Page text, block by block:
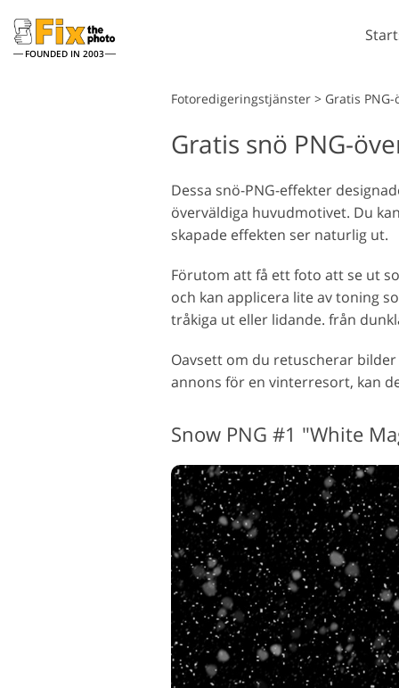
FOUNDED IN 2003
Redigering av bröllopsfoto
Produktfotoredigering
Lightroom
Lightroom-
LR Preset Collections
Best Deal Presets
Mobila förinställningar
Fotoredigeringstjänster > Gratis
Gratis snö PNG-
Dessa snö-PNG-effekter
överväldiga huvudmotivet. Du
skapade effekten ser naturlig ut.
Förutom att få ett foto att se ut
och kan applicera lite av toning
tråkiga ut eller lidande. från
Oavsett om du retuscherar
annons för en vinterresort, kan
Snow PNG #1 "White